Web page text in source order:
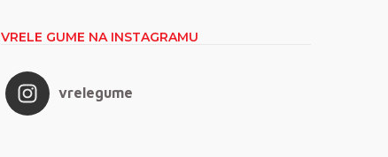
VRELE GUME NA INSTAGRAMU
vrelegume